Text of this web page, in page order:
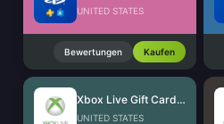
UNITED STATES
Bewertungen Kaufen
Xbox Live Gift Card (US)
UNITED STATES